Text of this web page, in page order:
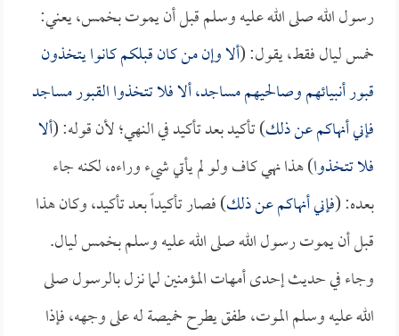
رسول الله صلى الله عليه وسلم قبل أن يموت بخمس، يعني:
خمس ليال فقط، يقول: (ألا وإن من كان قبلكم كانوا يتخذون
قبور أنبيائهم وصالحيهم مساجد، ألا فلا تتخذوا القبور مساجد
فإني أنهاكم عن ذلك) تأكيد بعد تأكيد في النهي؛ لأن قوله: (ألا
فلا تتخذوا) هذا نهي كاف ولو لم يأتي شيء وراءه، لكنه جاء
بعده: (فإني أنهاكم عن ذلك) فصار تأكيداً بعد تأكيد، وكان هذا
قبل أن يموت رسول الله صلى الله عليه وسلم بخمس ليال.
وجاء في حديث إحدى أمهات المؤمنين لما نزل بالرسول صلى
الله عليه وسلم الموت، طفق يطرح خميصة له على وجهه، فإذا